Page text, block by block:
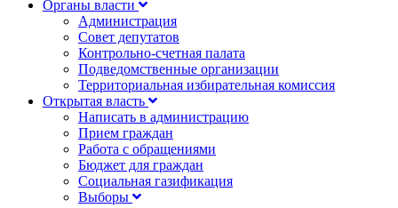
Органы власти
Администрация
Совет депутатов
Контрольно-счетная палата
Подведомственные организации
Территориальная избирательная комиссия
Открытая власть
Написать в администрацию
Прием граждан
Работа с обращениями
Бюджет для граждан
Социальная газификация
Выборы